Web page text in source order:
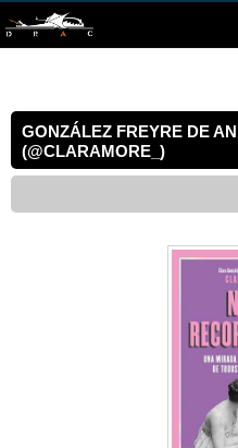
GONZÁLEZ FREYRE DE
(@CLARAMORE_)